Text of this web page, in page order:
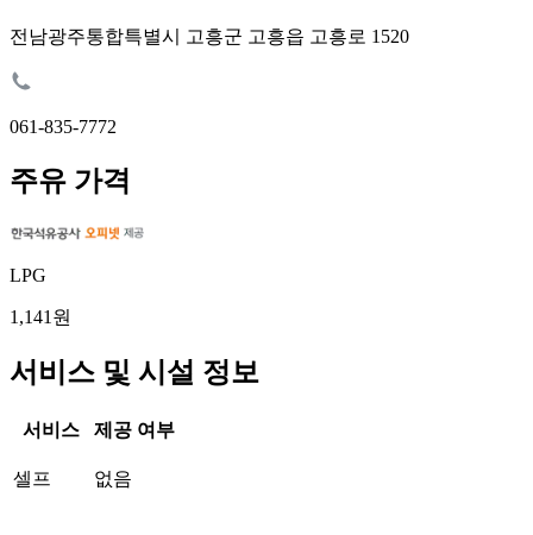
전남광주통합특별시 고흥군 고흥읍 고흥로 1520
061-835-7772
주유 가격
LPG
1,141원
서비스 및 시설 정보
서비스 제공 여부
셀프 없음